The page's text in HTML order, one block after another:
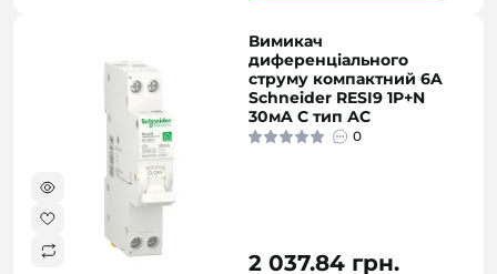
Вимикач
диференціального
струму компактний 6A
Schneider RESI9 1P+N
30мA C тип АC
0
2 037.84 грн.